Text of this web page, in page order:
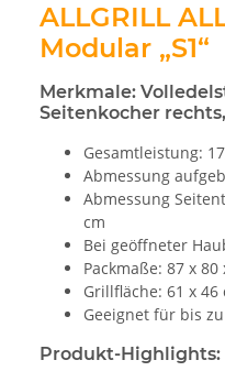
ALLGRILL
Modular „S1“
Merkmale:
Seitenkocher
Gesamtleistung:
Abmessung
Abmessung
cm
Bei geöffneter
Packmaße: 87 x 80
Grillfläche: 61 x 46
Geeignet für bis
Produkt-Highlights: